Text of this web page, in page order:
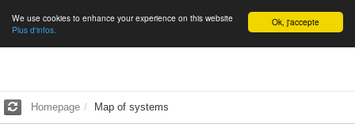
English Ok, j'accepte
We use cookies to enhance your experience on this website
Plus d'infos.
Homepage Map of systems